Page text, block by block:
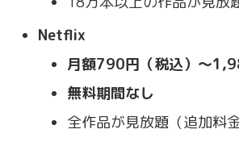
Netflix
月額790円（税込）〜
無料期間なし
全作品が見放題（追加料